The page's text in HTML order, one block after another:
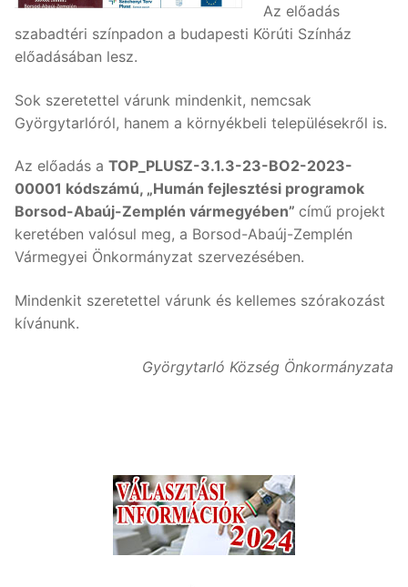
Az előadás
szabadtéri színpadon a budapesti Körúti Színház
előadásában lesz.
Sok szeretettel várunk mindenkit, nemcsak
Györgytarlóról, hanem a környékbeli településekről is.
Az előadás a TOP_PLUSZ-3.1.3-23-BO2-2023-
00001 kódszámú, „Humán fejlesztési programok
Borsod-Abaúj-Zemplén vármegyében” című projekt
keretében valósul meg, a Borsod-Abaúj-Zemplén
Vármegyei Önkormányzat szervezésében.
Mindenkit szeretettel várunk és kellemes szórakozást
kívánunk.
Györgytarló Község Önkormányzata